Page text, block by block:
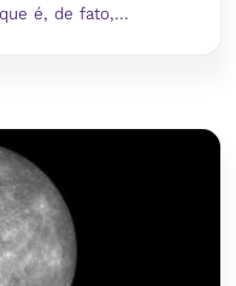
é, de fato,...